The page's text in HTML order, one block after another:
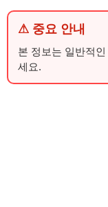
⚠ 중요 안내
본 정보는 일반적
세요.